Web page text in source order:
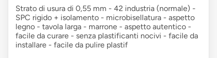
Strato di usura di 0,55 mm - 42 industria (normale) -
SPC rigido + isolamento - microbisellatura - aspetto
legno - tavola larga - marrone - aspetto autentico -
facile da curare - senza plastificanti nocivi - facile da
installare - facile da pulire plastif